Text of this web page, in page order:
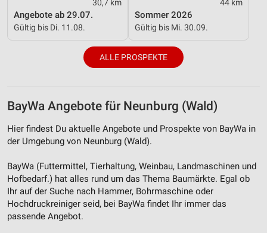
30,7 km
Angebote ab 29.07.
Gültig bis Di. 11.08.
44 km
Sommer 2026
Gültig bis Mi. 30.09.
ALLE PROSPEKTE
BayWa Angebote für Neunburg (Wald)
Hier findest Du aktuelle Angebote und Prospekte von BayWa in
der Umgebung von Neunburg (Wald).
BayWa (Futtermittel, Tierhaltung, Weinbau, Landmaschinen und
Hofbedarf.) hat alles rund um das Thema Baumärkte. Egal ob
Ihr auf der Suche nach Hammer, Bohrmaschine oder
Hochdruckreiniger seid, bei BayWa findet Ihr immer das
passende Angebot.
Informationen identifizieren
Nicht-IAB-Verarbeitungszwecke: